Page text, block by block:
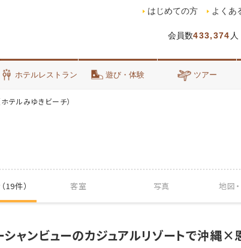
会員数433,374
はじめての方 よくあ
ホテルレストラン 遊び・体験 ツアー
テルみゆきビーチ）
19件） 客室 写真 地図・
シャンビューのカジュアルリゾートで沖